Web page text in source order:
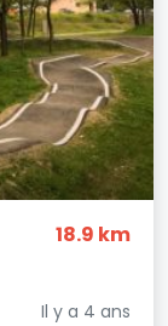
18.9 km
Il y a 4 ans